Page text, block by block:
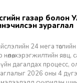
зураглал
24 мега
хэрэгжилтийн явц,
дагалдах процесс,
2026 оны 4